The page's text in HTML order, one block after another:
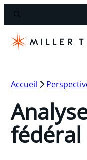
Accueil
fédéral